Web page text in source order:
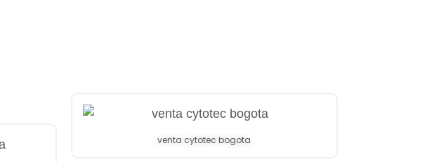
venta cytotec bogota